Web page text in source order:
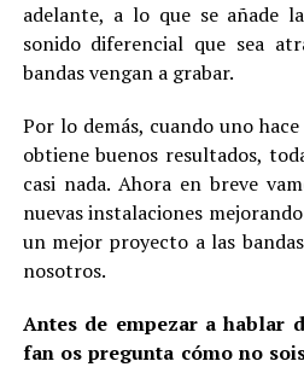
adelante, a lo que se añade
sonido diferencial que sea
bandas vengan a grabar.
Por lo demás, cuando uno
obtiene buenos resultados,
casi nada. Ahora en breve
nuevas instalaciones
un mejor proyecto a las
nosotros.
Antes de empezar a hablar
fan os pregunta cómo no